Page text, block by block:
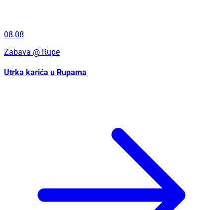
08.08
Zabava @ Rupe
Utrka karića u Rupama